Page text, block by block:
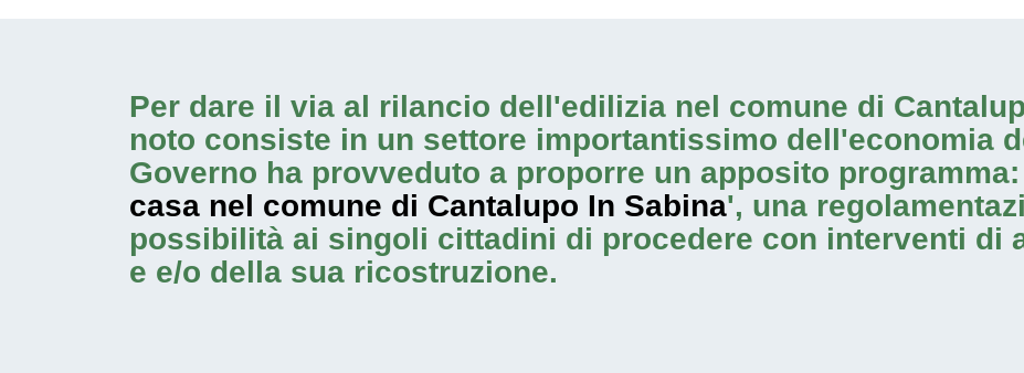
Per dare il via al rilancio dell'edilizia nel comune di
noto consiste in un settore importantissimo dell'economia
Governo ha provveduto a proporre un apposito
casa nel comune di Cantalupo In Sabina', una
possibilità ai singoli cittadini di procedere con interventi di
e e/o della sua ricostruzione.